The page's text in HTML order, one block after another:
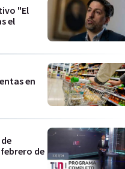
"El
el
en
de